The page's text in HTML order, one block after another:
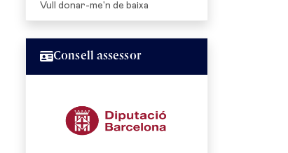
Vull donar-me'n de baixa
Consell assessor